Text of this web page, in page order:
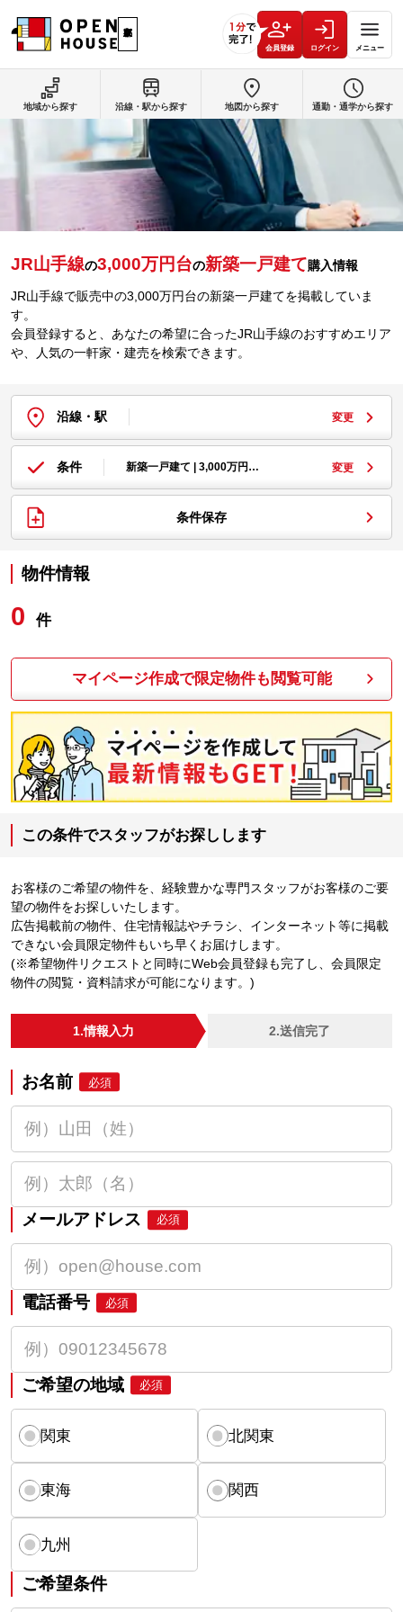
会員登録 ログイン メニュー
JR山手線の3,000万円台の新築一戸建て購入情報
JR山手線で販売中の3,000万円台の新築一戸建てを掲載していま
す。
会員登録すると、あなたの希望に合ったJR山手線のおすすめエリア
や、人気の一軒家・建売を検索できます。
沿線・駅 変更
条件 新築一戸建て | 3,000万円… 変更
条件保存
物件情報
0 件
マイページ作成で限定物件も閲覧可能
この条件でスタッフがお探しします
お客様のご希望の物件を、経験豊かな専門スタッフがお客様のご要
望の物件をお探しいたします。
広告掲載前の物件、住宅情報誌やチラシ、インターネット等に掲載
できない会員限定物件もいち早くお届けします。
(※希望物件リクエストと同時にWeb会員登録も完了し、会員限定
物件の閲覧・資料請求が可能になります。)
1.情報入力 2.送信完了
お名前 必須
メールアドレス 必須
電話番号 必須
ご希望の地域 必須
関東 北関東
東海 関西
九州
ご希望条件
地域から探す 沿線・駅から探す 地図から探す 通勤・通学から探す